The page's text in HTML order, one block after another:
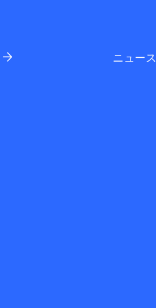
ニュース